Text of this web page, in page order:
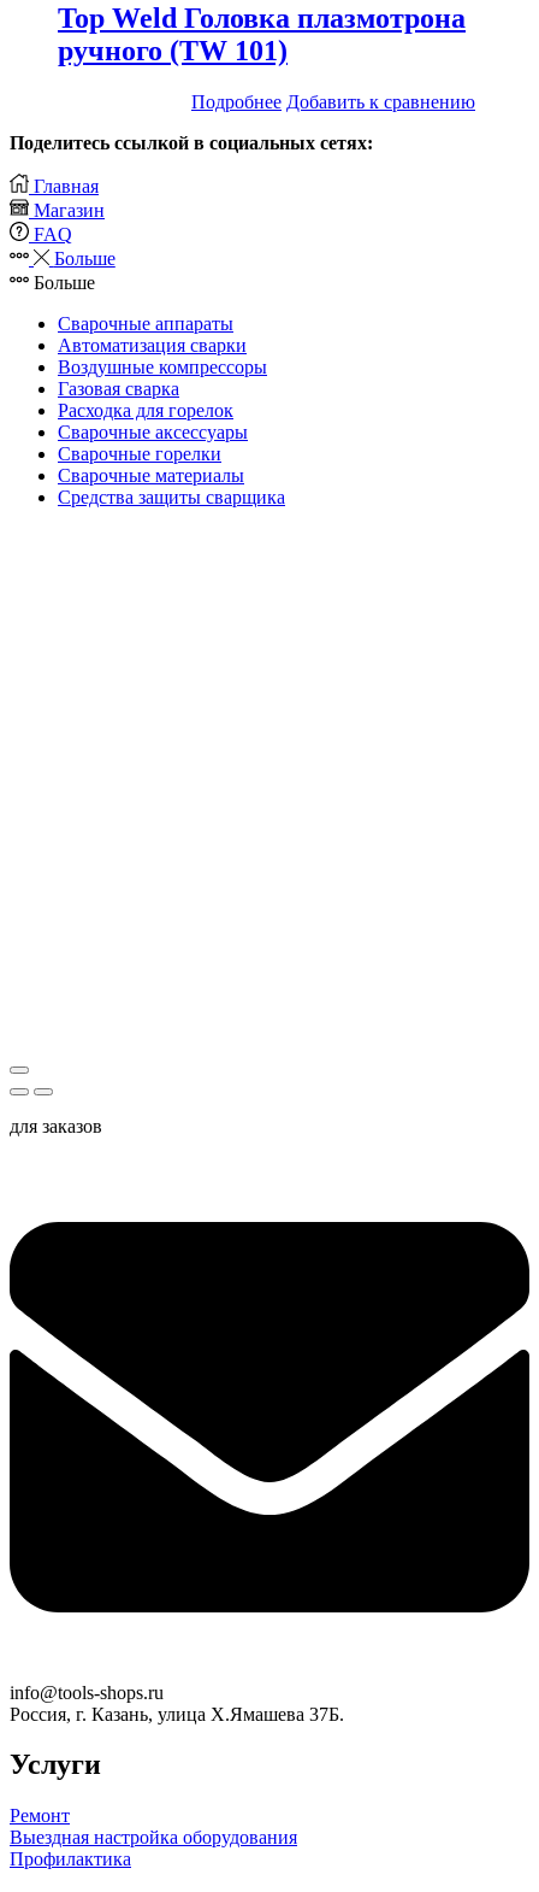
Top Weld Головка плазмотрона
ручного (TW 101)
Подробнее Добавить к сравнению
Поделитесь ссылкой в социальных сетях:
Главная
Магазин
FAQ
Больше
Больше
Сварочные аппараты
Автоматизация сварки
Воздушные компрессоры
Газовая сварка
Расходка для горелок
Сварочные аксессуары
Сварочные горелки
Сварочные материалы
Средства защиты сварщика
для заказов
info@tools-shops.ru
Россия, г. Казань, улица Х.Ямашева 37Б.
Услуги
Ремонт
Выездная настройка оборудования
Профилактика